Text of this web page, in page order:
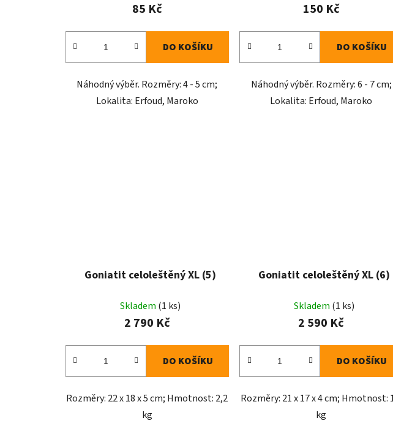
85 Kč
DO KOŠÍKU
Náhodný výběr. Rozměry: 4 - 5 cm;
Lokalita: Erfoud, Maroko
150 Kč
DO KOŠÍKU
Náhodný výběr. Rozměry: 6 - 7 cm;
Lokalita: Erfoud, Maroko
Goniatit celoleštěný XL (5)
Skladem (1 ks)
2 790 Kč
DO KOŠÍKU
Rozměry: 22 x 18 x 5 cm; Hmotnost: 2,2
kg
Goniatit celoleštěný XL (6)
Skladem (1 ks)
2 590 Kč
DO KOŠÍKU
Rozměry: 21 x 17 x 4 cm; Hmotnost:
kg